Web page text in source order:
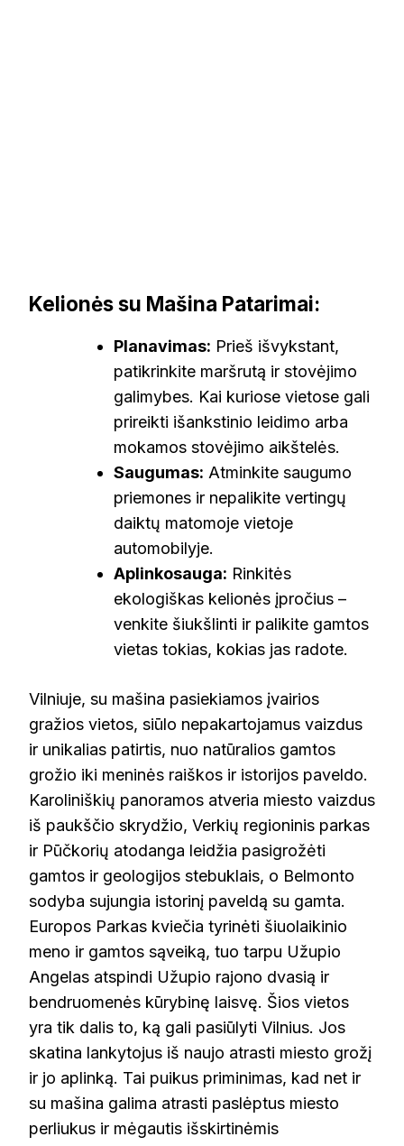
Kelionės su Mašina Patarimai:
Planavimas: Prieš išvykstant,
patikrinkite maršrutą ir stovėjimo
galimybes. Kai kuriose vietose gali
prireikti išankstinio leidimo arba
mokamos stovėjimo aikštelės.
Saugumas: Atminkite saugumo
priemones ir nepalikite vertingų
daiktų matomoje vietoje
automobilyje.
Aplinkosauga: Rinkitės
ekologiškas kelionės įpročius –
venkite šiukšlinti ir palikite gamtos
vietas tokias, kokias jas radote.
Vilniuje, su mašina pasiekiamos įvairios
gražios vietos, siūlo nepakartojamus vaizdus
ir unikalias patirtis, nuo natūralios gamtos
grožio iki meninės raiškos ir istorijos paveldo.
Karoliniškių panoramos atveria miesto vaizdus
iš paukščio skrydžio, Verkių regioninis parkas
ir Pūčkorių atodanga leidžia pasigrožėti
gamtos ir geologijos stebuklais, o Belmonto
sodyba sujungia istorinį paveldą su gamta.
Europos Parkas kviečia tyrinėti šiuolaikinio
meno ir gamtos sąveiką, tuo tarpu Užupio
Angelas atspindi Užupio rajono dvasią ir
bendruomenės kūrybinę laisvę. Šios vietos
yra tik dalis to, ką gali pasiūlyti Vilnius. Jos
skatina lankytojus iš naujo atrasti miesto grožį
ir jo aplinką. Tai puikus priminimas, kad net ir
su mašina galima atrasti paslėptus miesto
perliukus ir mėgautis išskirtinėmis